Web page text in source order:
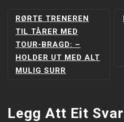
RØRTE TRENEREN
TIL TÅRER MED
TOUR-BRAGD: –
HOLDER UT MED ALT
MULIG SURR
Legg Att Eit Svar